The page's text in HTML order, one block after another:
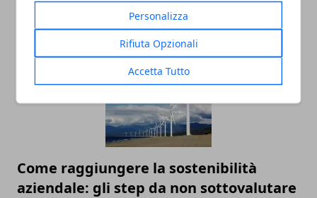
Personalizza
Rifiuta Opzionali
Accetta Tutto
Come raggiungere la sostenibilità
aziendale: gli step da non sottovalutare